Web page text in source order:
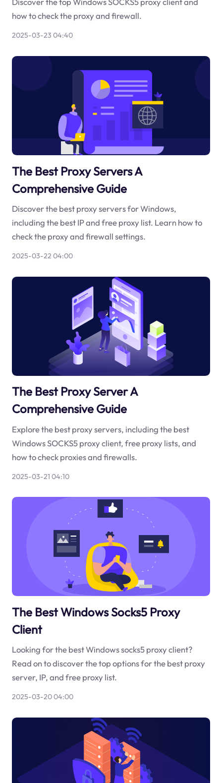
how to check the proxy and firewall.
2025-03-23 04:40
The Best Proxy Servers A
Comprehensive Guide
Discover the best proxy servers for Windows,
including the best IP and free proxy list. Learn how to
check the proxy and firewall settings.
2025-03-22 04:00
The Best Proxy Server A
Comprehensive Guide
Explore the best proxy servers, including the best
Windows SOCKS5 proxy client, free proxy lists, and
how to check proxies and firewalls.
2025-03-21 04:10
The Best Windows Socks5 Proxy
Client
Looking for the best Windows socks5 proxy client?
Read on to discover the top options for the best proxy
server, IP, and free proxy list.
2025-03-20 04:00